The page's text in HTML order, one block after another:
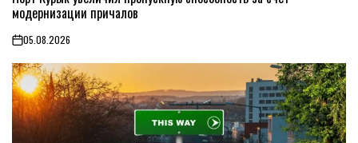
модернизации причалов
on05.08.2026